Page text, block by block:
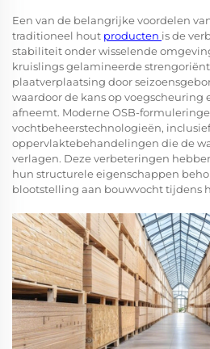
Een van de belangrijke voordelen
traditioneel hout producten is de
stabiliteit onder wisselende
kruislings gelamineerde
plaatverplaatsing door
waardoor de kans op voegscheuring
afneemt. Moderne OSB-
vochtbeheerstechnologieën,
oppervlaktebehandelingen die de
verlagen. Deze verbeteringen
hun structurele eigenschappen
blootstelling aan bouwvocht tijdens